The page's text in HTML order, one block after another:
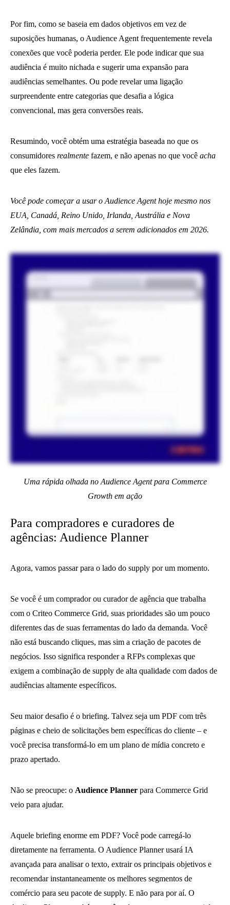
Por fim, como se baseia em dados objetivos em vez de
suposições humanas, o Audience Agent frequentemente revela
conexões que você poderia perder. Ele pode indicar que sua
audiência é muito nichada e sugerir uma expansão para
audiências semelhantes. Ou pode revelar uma ligação
surpreendente entre categorias que desafia a lógica
convencional, mas gera conversões reais.
Resumindo, você obtém uma estratégia baseada no que os
consumidores realmente fazem, e não apenas no que você acha
que eles fazem.
Você pode começar a usar o Audience Agent hoje mesmo nos
EUA, Canadá, Reino Unido, Irlanda, Austrália e Nova
Zelândia, com mais mercados a serem adicionados em 2026.
Uma rápida olhada no Audience Agent para Commerce
Growth em ação
Para compradores e curadores de
agências: Audience Planner
Agora, vamos passar para o lado do supply por um momento.
Se você é um comprador ou curador de agência que trabalha
com o Criteo Commerce Grid, suas prioridades são um pouco
diferentes das de suas ferramentas do lado da demanda. Você
não está buscando cliques, mas sim a criação de pacotes de
negócios. Isso significa responder a RFPs complexas que
exigem a combinação de supply de alta qualidade com dados de
audiências altamente específicos.
Seu maior desafio é o briefing. Talvez seja um PDF com três
páginas e cheio de solicitações bem específicas do cliente – e
você precisa transformá-lo em um plano de mídia concreto e
prazo apertado.
Não se preocupe: o Audience Planner para Commerce Grid
veio para ajudar.
Aquele briefing enorme em PDF? Você pode carregá-lo
diretamente na ferramenta. O Audience Planner usará IA
avançada para analisar o texto, extrair os principais objetivos e
recomendar instantaneamente os melhores segmentos de
comércio para seu pacote de supply. E não para por aí. O